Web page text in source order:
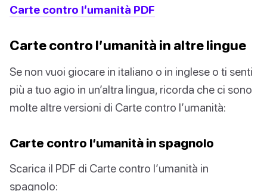
Carte contro l’umanità PDF
Carte contro l’umanità in altre lingue
Se non vuoi giocare in italiano o in inglese o ti senti
più a tuo agio in un’altra lingua, ricorda che ci sono
molte altre versioni di Carte contro l’umanità:
Carte contro l’umanità in spagnolo
Scarica il PDF di Carte contro l’umanità in
spagnolo: